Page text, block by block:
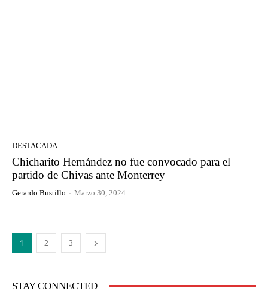
DESTACADA
Chicharito Hernández no fue convocado para el
partido de Chivas ante Monterrey
Gerardo Bustillo - Marzo 30, 2024
1 2 3
STAY CONNECTED